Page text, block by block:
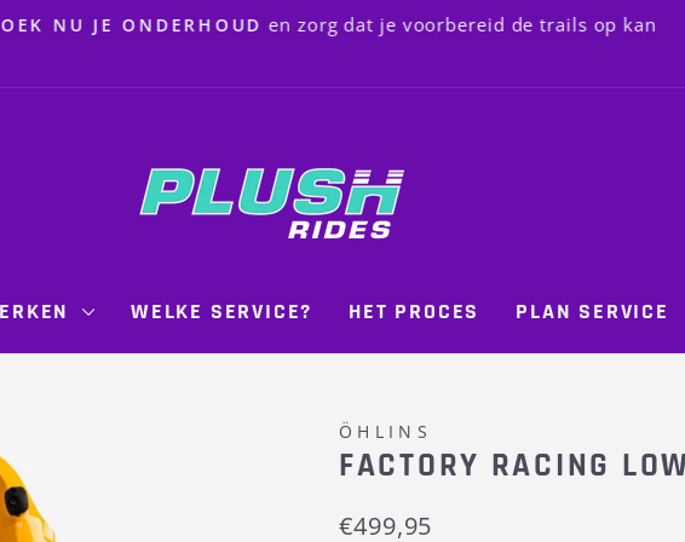
slideshow
NU JE ONDERHOUD en zorg dat je voorbereid de trails op kan
WELKE SERVICE? HET PROCES PLAN SERVICE
ÖHLINS
FACTORY RACING
Regular
€499,95